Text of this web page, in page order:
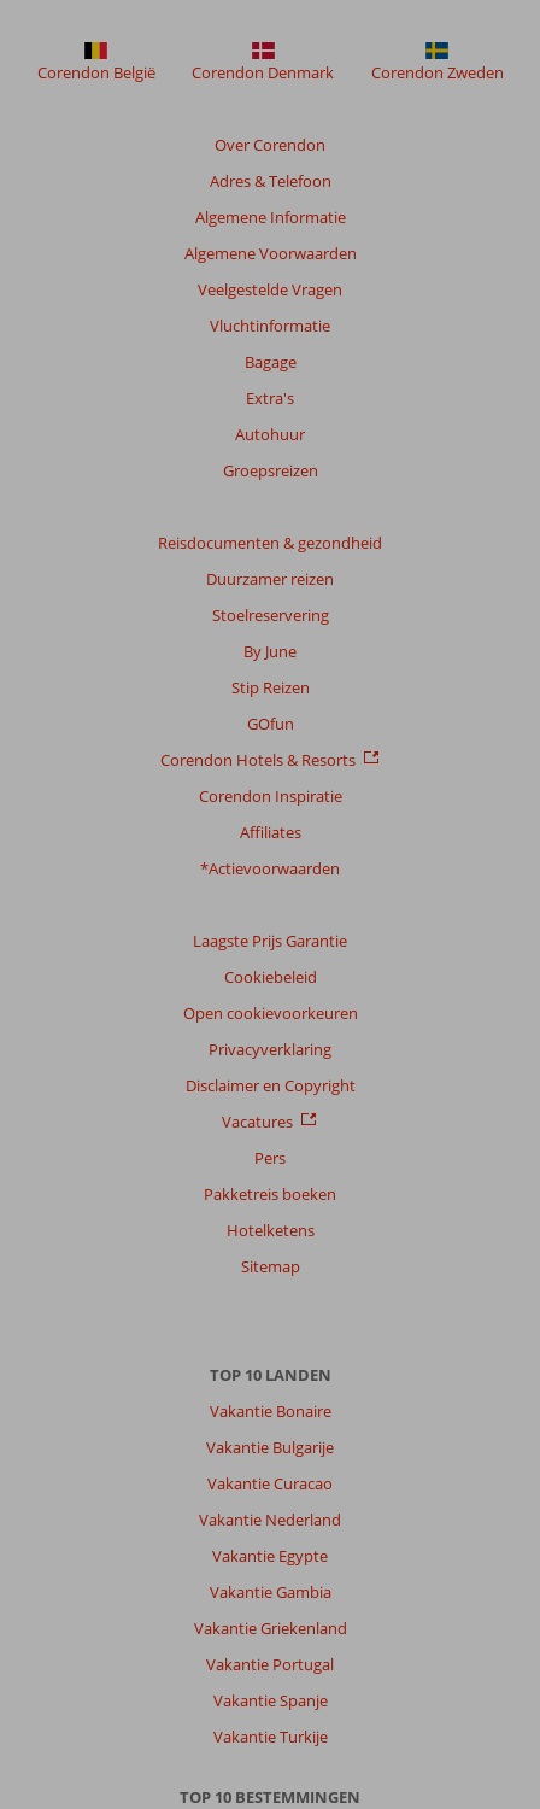
Over Corendon
Adres & Telefoon
Algemene Informatie
Algemene Voorwaarden
Veelgestelde Vragen
Vluchtinformatie
Bagage
Extra's
Autohuur
Groepsreizen
Reisdocumenten & gezondheid
Duurzamer reizen
Stoelreservering
By June
Stip Reizen
GOfun
Corendon Hotels & Resorts
Corendon Inspiratie
Affiliates
*Actievoorwaarden
Laagste Prijs Garantie
Cookiebeleid
Open cookievoorkeuren
Privacyverklaring
Disclaimer en Copyright
Vacatures
Pers
Pakketreis boeken
Hotelketens
Sitemap
Corendon België Corendon Denmark Corendon Zweden
TOP 10 LANDEN
Vakantie Bonaire
Vakantie Bulgarije
Vakantie Curacao
Vakantie Nederland
Vakantie Egypte
Vakantie Gambia
Vakantie Griekenland
Vakantie Portugal
Vakantie Spanje
Vakantie Turkije
TOP 10 BESTEMMINGEN